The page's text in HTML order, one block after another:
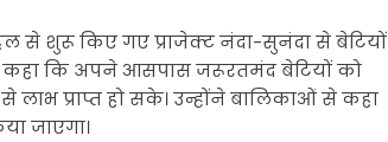
से शुरू किए गए प्राजेक्ट नंदा-सुनंदा से बेटियों
कहा कि अपने आसपास जरूरतमंद बेटियों को
प्राप्त हो सके। उन्होंने बालिकाओं से कहा
जाएगा।